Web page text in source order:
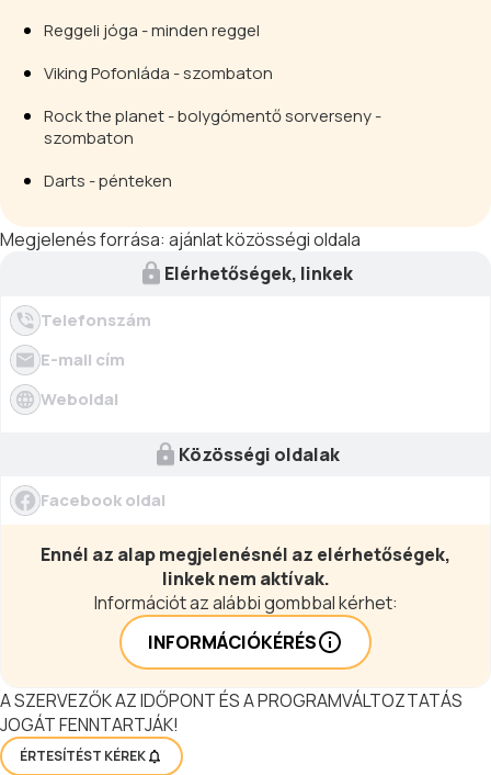
Reggeli jóga - minden reggel
Viking Pofonláda - szombaton
Rock the planet - bolygómentő sorverseny -
szombaton
Darts - pénteken
Megjelenés forrása: ajánlat közösségi oldala
Elérhetőségek, linkek
Telefonszám
E-mail cím
Weboldal
Közösségi oldalak
Facebook oldal
Ennél az alap megjelenésnél az elérhetőségek,
linkek nem aktívak.
Információt az alábbi gombbal kérhet:
INFORMÁCIÓKÉRÉS
A SZERVEZŐK AZ IDŐPONT ÉS A PROGRAMVÁLTOZTATÁS
JOGÁT FENNTARTJÁK!
ÉRTESÍTÉST KÉREK